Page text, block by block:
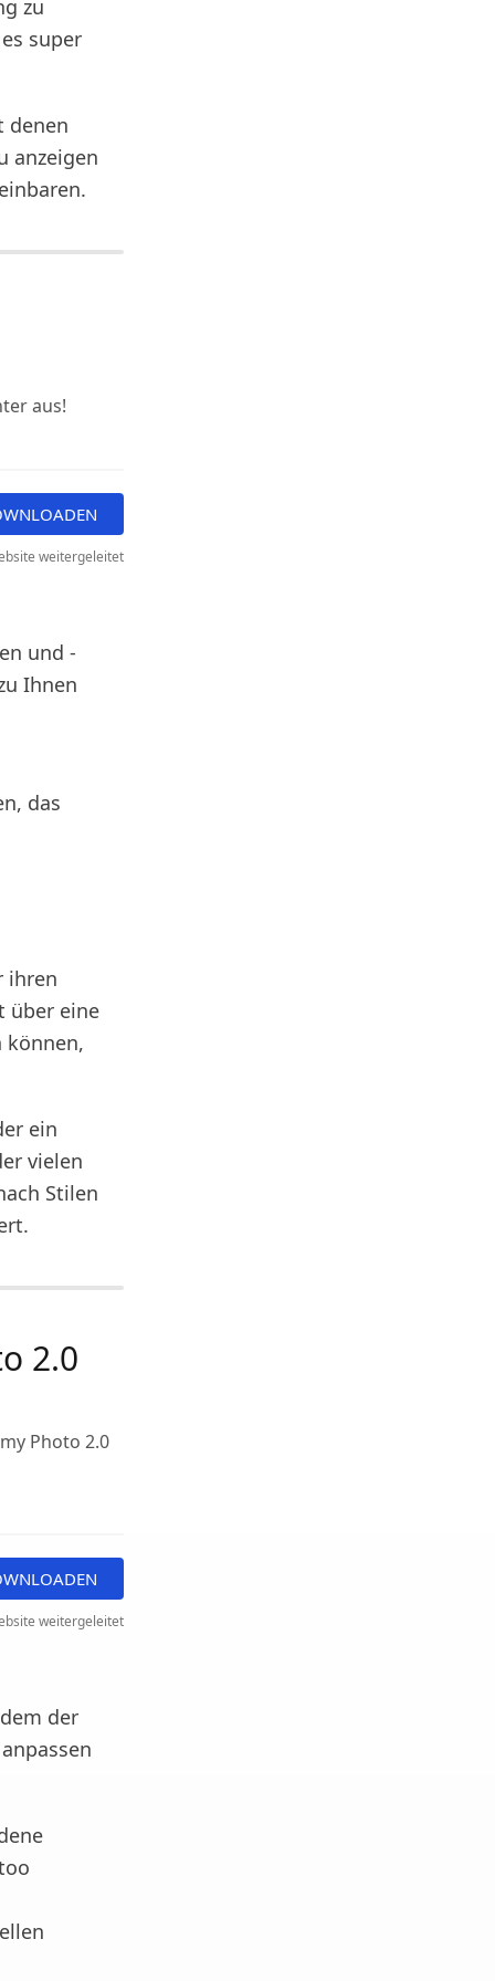
zu
super
denen
anzeigen
aus!
weitergeleitet
und -
Ihnen
das
ihren
über eine
können,
ein
vielen
Stilen
2.0
Photo 2.0
weitergeleitet
der